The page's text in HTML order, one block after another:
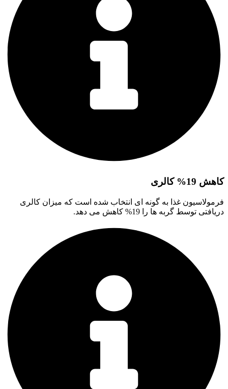
کاهش 19% کالری
فرمولاسیون غذا به گونه ای انتخاب شده است که میزان کالری
دریافتی توسط گربه ها را 19% کاهش می دهد.